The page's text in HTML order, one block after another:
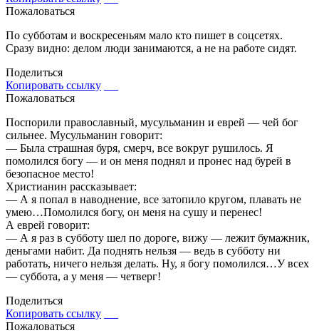
Пожаловаться
По субботам и воскресеньям мало кто пишет в соцсетях.
Сразу видно: делом люди занимаются, а не на работе сидят.
Поделиться
Копировать ссылку
Пожаловаться
Поспорили православный, мусульманин и еврей — чей бог
сильнее. Мусульманин говорит:
— Была страшная буря, смерч, все вокруг рушилось. Я
помолился богу — и он меня поднял и пронес над бурей в
безопасное место!
Христианин рассказывает:
— А я попал в наводнение, все затопило кругом, плавать не
умею…Помолился богу, он меня на сушу и перенес!
А еврей говорит:
— А я раз в субботу шел по дороге, вижу — лежит бумажник,
деньгами набит. Да поднять нельзя — ведь в субботу ни
работать, ничего нельзя делать. Ну, я богу помолился…У всех
— суббота, а у меня — четверг!
Поделиться
Копировать ссылку
Пожаловаться